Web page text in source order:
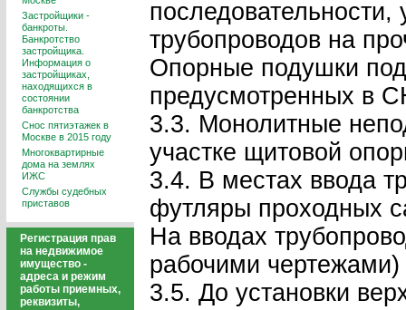
Застройщики -
банкроты.
Банкротство
застройщика.
Информация о
застройщиках,
находящихся в
состоянии
банкротства
Снос пятиэтажек в
Москве в 2015 году
Многоквартирные
дома на землях
ИЖС
Службы судебных
приставов
Регистрация прав
на недвижимое
имущество -
адреса и режим
работы приемных,
реквизиты,
трубопроводов на
Опорные подушки
предусмотренных в
3.3. Монолитные
участке щитовой
3.4. В местах ввода
футляры проходных
На вводах
рабочими
3.5. До установки